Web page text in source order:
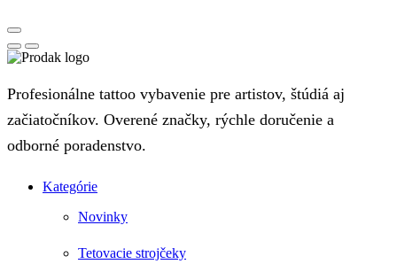
Profesionálne tattoo vybavenie pre artistov, štúdiá aj
začiatočníkov. Overené značky, rýchle doručenie a
odborné poradenstvo.
Kategórie
Novinky
Tetovacie strojčeky